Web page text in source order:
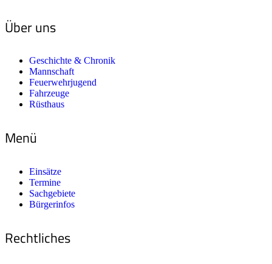
Über uns
Geschichte & Chronik
Mannschaft
Feuerwehrjugend
Fahrzeuge
Rüsthaus
Menü
Einsätze
Termine
Sachgebiete
Bürgerinfos
Rechtliches